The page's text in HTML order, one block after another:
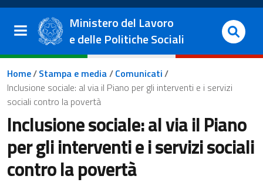
Salta al contenuto principale
Vai al footer
Ministero del Lavoro
e delle Politiche Sociali
Briciole di pane
Home/Stampa e media/Comunicati/
Inclusione sociale: al via il Piano per gli interventi e i servizi
sociali contro la povertà
Inclusione sociale: al via il Piano
per gli interventi e i servizi sociali
contro la povertà